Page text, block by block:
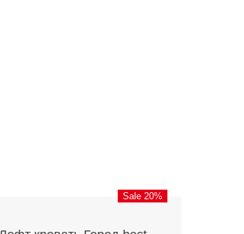
Sale 20%